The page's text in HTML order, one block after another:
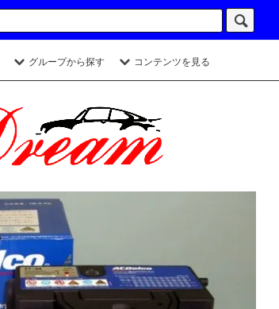
グループから探す コンテンツを見る